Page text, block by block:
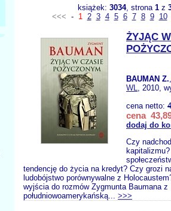
książek: 3034, strona 1z
<<< - 1 2 3 4 5 6 7 8 9 10
ŻYJĄC
BAUMAN Z.
WL, 2010,
cena netto:
cena
dodaj do
Czy
tendencję do życia na kredyt? Czy grozi
ludobójstwo porównywalne z
wyjścia do rozmów Zygmunta Baumana z
południowoamerykańską... >>>